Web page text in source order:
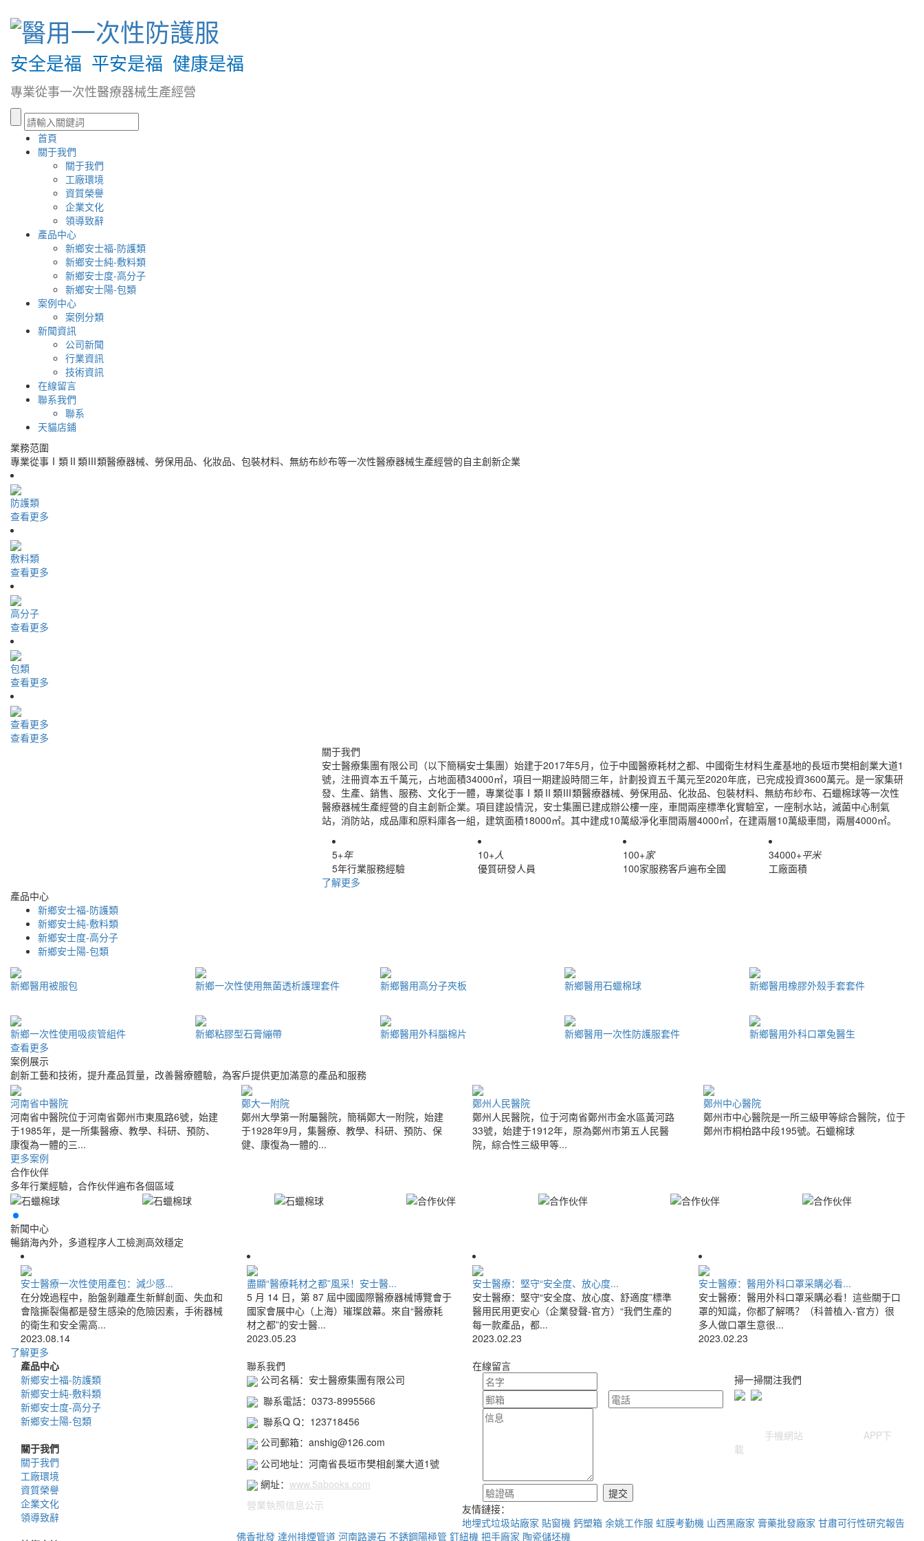
安全是福 平安是福 健康是福
專業從事一次性醫療器械生產經營
首頁
關于我們
關于我們
工廠環境
資質榮譽
企業文化
領導致辭
產品中心
新鄉安士福-防護類
新鄉安士純-敷料類
新鄉安士度-高分子
新鄉安士陽-包類
案例中心
案例分類
新聞資訊
公司新聞
行業資訊
技術資訊
在線留言
聯系我們
聯系
天貓店鋪
業務范圍
專業從事Ⅰ類Ⅱ類Ⅲ類醫療器械、勞保用品、化妝品、包裝材料、無紡布紗布等一次性醫療器械生產經營的自主創新企業
防護類
查看更多
敷料類
查看更多
高分子
查看更多
包類
查看更多
查看更多
查看更多
關于我們
安士醫療集團有限公司（以下簡稱安士集團）始建于2017年5月，位于中國醫療耗材之都、中國衛生材料生產基地的長垣市樊相創業大道1
號，注冊資本五千萬元，占地面積34000㎡，項目一期建設時間三年，計劃投資五千萬元至2020年底，已完成投資3600萬元。是一家集研
發、生產、銷售、服務、文化于一體，專業從事Ⅰ類Ⅱ類Ⅲ類醫療器械、勞保用品、化妝品、包裝材料、無紡布紗布、石蠟棉球等一次性
醫療器械生產經營的自主創新企業。項目建設情況，安士集團已建成辦公樓一座，車間兩座標準化實驗室，一座制水站，滅菌中心制氣
站，消防站，成品庫和原料庫各一組，建筑面積18000㎡。其中建成10萬級凈化車間兩層4000㎡，在建兩層10萬級車間，兩層4000㎡。
5+年
5年行業服務經驗
10+人
優質研發人員
100+家
100家服務客戶遍布全國
34000+平米
工廠面積
了解更多
產品中心
新鄉安士福-防護類
新鄉安士純-敷料類
新鄉安士度-高分子
新鄉安士陽-包類
新鄉醫用被服包
新鄉一次性使用吸痰管組件
新鄉一次性使用無菌透析護理套件
新鄉粘膠型石膏繃帶
新鄉醫用高分子夾板
新鄉醫用外科腦棉片
新鄉醫用石蠟棉球
新鄉醫用一次性防護服套件
新鄉醫用橡膠外殼手套套件
新鄉醫用外科口罩兔醫生
查看更多
案例展示
創新工藝和技術，提升產品質量，改善醫療體驗，為客戶提供更加滿意的產品和服務
河南省中醫院
河南省中醫院位于河南省鄭州市東風路6號，始建
于1985年，是一所集醫療、教學、科研、預防、
康復為一體的三...
鄭大一附院
鄭州大學第一附屬醫院，簡稱鄭大一附院，始建
于1928年9月，集醫療、教學、科研、預防、保
健、康復為一體的...
鄭州人民醫院
鄭州人民醫院，位于河南省鄭州市金水區黃河路
33號，始建于1912年，原為鄭州市第五人民醫
院，綜合性三級甲等...
鄭州中心醫院
鄭州市中心醫院是一所三級甲等綜合醫院，位于
鄭州市桐柏路中段195號。石蠟棉球
更多案例
合作伙伴
多年行業經驗，合作伙伴遍布各個區域
新聞中心
暢銷海內外，多道程序人工檢測高效穩定
安士醫療一次性使用產包：減少感...
在分娩過程中，胎盤剝離產生新鮮創面、失血和
會陰撕裂傷都是發生感染的危險因素，手術器械
的衛生和安全需高...
2023.08.14
盡顯“醫療耗材之都”風采！安士醫...
5 月 14 日，第 87 屆中國國際醫療器械博覽會于
國家會展中心（上海）璀璨啟幕。來自“醫療耗
材之都”的安士醫...
2023.05.23
安士醫療：堅守“安全度、放心度...
安士醫療：堅守“安全度、放心度、舒適度”標準
醫用民用更安心（企業發聲-官方）“我們生產的
每一款產品，都...
2023.02.23
安士醫療：醫用外科口罩采購必看...
安士醫療：醫用外科口罩采購必看！這些關于口
罩的知識，你都了解嗎？（科普植入-官方）很
多人做口罩生意很...
2023.02.23
了解更多
產品中心
新鄉安士福-防護類
新鄉安士純-敷料類
新鄉安士度-高分子
新鄉安士陽-包類
關于我們
關于我們
工廠環境
資質榮譽
企業文化
領導致辭
聯系我們
公司名稱：安士醫療集團有限公司
聯系電話：0373-8995566
聯系Q Q：123718456
公司郵箱：anshig@126.com
公司地址：河南省長垣市樊相創業大道1號
網址： www.5abooks.com
營業執照信息公示
在線留言
掃一掃關注我們
手機網站 APP下
載
友情鏈接：
地埋式垃圾站廠家 貼窗機 鈣塑箱 余姚工作服 虹膜考勤機 山西黑廠家 膏藥批發廠家 甘肅可行性研究報告
佛香批發 達州排煙管道 河南路邊石 不銹鋼陽極管 釘紐機 把手廠家 陶瓷儲坯機